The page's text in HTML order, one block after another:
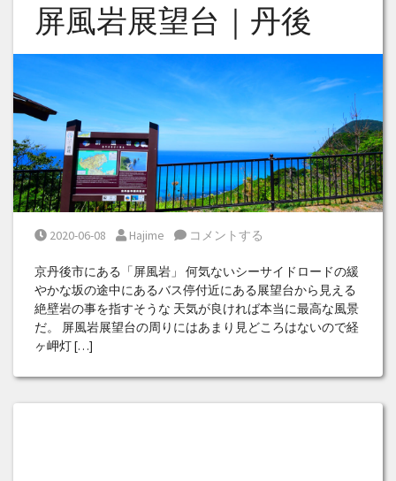
屏風岩展望台｜丹後
Posted on
2020-06-08 Posted by
Hajime コメントする
京丹後市にある「屏風岩」 何気ないシーサイドロードの緩
やかな坂の途中にあるバス停付近にある展望台から見える
絶壁岩の事を指すそうな 天気が良ければ本当に最高な風景
だ。 屏風岩展望台の周りにはあまり見どころはないので経
ヶ岬灯 […]